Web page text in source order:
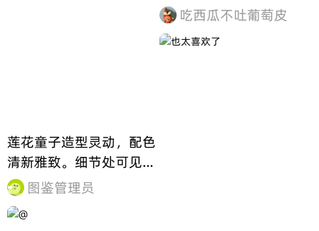
莲花童子造型灵动，配色
清新雅致。细节处可见花
瓣纹理与神态刻画。💬你
更喜欢它静谧还是活泼的
姿态？
图鉴管理员
啦……哈哈😆
吃西瓜不吐葡萄皮